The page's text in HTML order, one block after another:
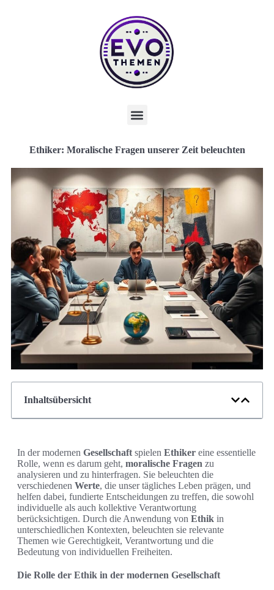
Ethiker: Moralische Fragen unserer Zeit beleuchten
Inhaltsübersicht
In der modernen Gesellschaft spielen Ethiker eine essentielle
Rolle, wenn es darum geht, moralische Fragen zu
analysieren und zu hinterfragen. Sie beleuchten die
verschiedenen Werte, die unser tägliches Leben prägen, und
helfen dabei, fundierte Entscheidungen zu treffen, die sowohl
individuelle als auch kollektive Verantwortung
berücksichtigen. Durch die Anwendung von Ethik in
unterschiedlichen Kontexten, beleuchten sie relevante
Themen wie Gerechtigkeit, Verantwortung und die
Bedeutung von individuellen Freiheiten.
Die Rolle der Ethik in der modernen Gesellschaft